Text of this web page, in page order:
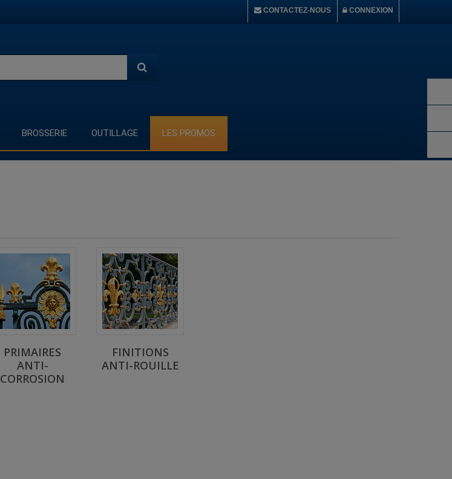
CONNEXION
CONTACTEZ-NOUS
BROSSERIE OUTILLAGE LES PROMOS
PRIMAIRES
ANTI-
CORROSION
FINITIONS
ANTI-ROUILLE